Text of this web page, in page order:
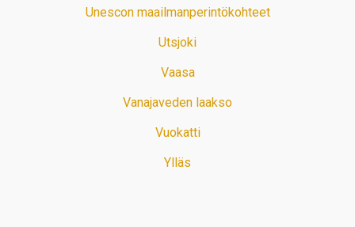
Unescon maailmanperintökohteet
Utsjoki
Vaasa
Vanajaveden laakso
Vuokatti
Ylläs